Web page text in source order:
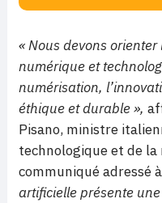
« Nous devons
numérique et
numérisation,
éthique et durable »,
Pisano, ministre
technologique et de
communiqué adressé
artificielle présente